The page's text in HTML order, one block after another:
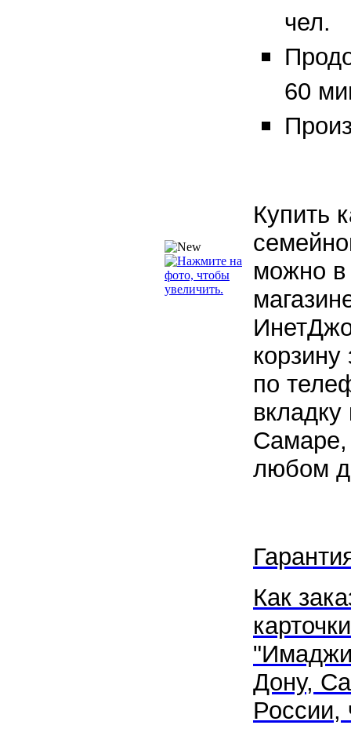
чел.
60
Купить
можно
корзину
по
вкладку
Самаре,
любом
Как
"
Дону,
России,